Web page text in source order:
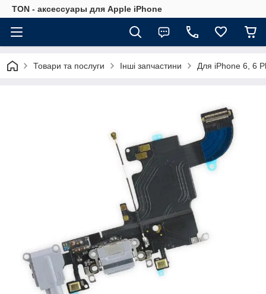
TON - аксессуары для Apple iPhone
Товари та послуги Інші запчастини Для iPhone 6, 6